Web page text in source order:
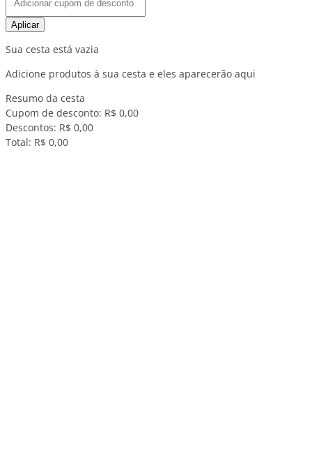
Aplicar
Sua cesta está vazia
Adicione produtos à sua cesta e eles aparecerão aqui
Resumo da cesta
Cupom de desconto: R$ 0,00
Descontos: R$ 0,00
Total: R$ 0,00